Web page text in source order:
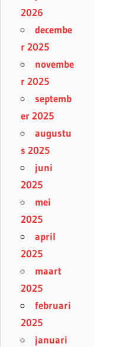
2026
decembe
r 2025
novembe
r 2025
septemb
er 2025
augustu
s 2025
juni
2025
mei
2025
april
2025
maart
2025
februari
2025
januari